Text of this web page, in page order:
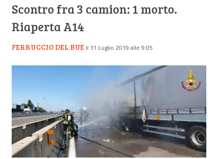
Scontro fra 3 camion: 1 morto.
Riaperta A14
FERRUCCIO DEL BUE il 31 Luglio 2019 alle 9:05